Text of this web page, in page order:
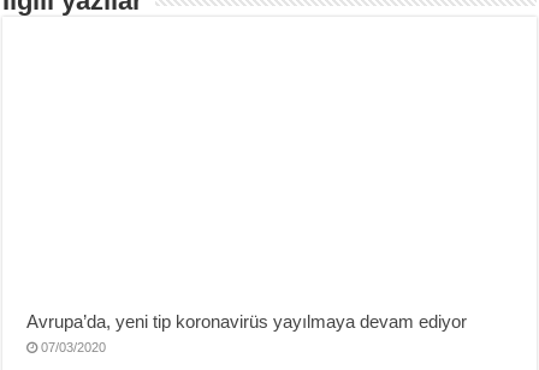
Avrupa’da, yeni tip koronavirüs yayılmaya devam ediyor
07/03/2020